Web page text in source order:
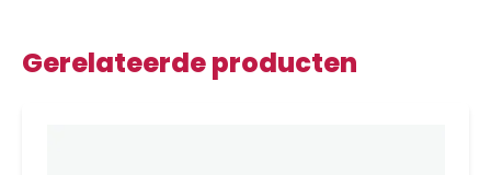
Gerelateerde producten